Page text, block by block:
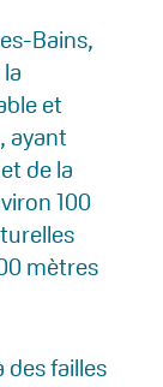
Bains,
et
ayant
de la
100
mètres
des failles